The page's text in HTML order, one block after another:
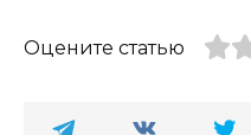
Оцените статью